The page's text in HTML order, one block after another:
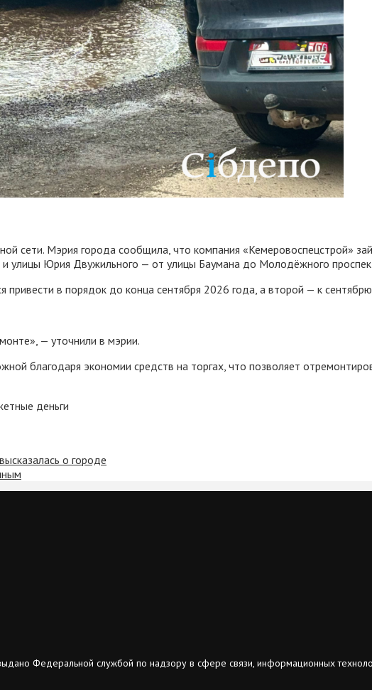
сети. Мэрия города сообщила, что компания «Кемеровоспецстрой»
улицы Юрия Двужильного — от улицы Баумана до Молодёжного
привести в порядок до конца сентября 2026 года, а второй — к
— уточнили в мэрии.
благодаря экономии средств на торгах, что позволяет
деньги
о городе
Федеральной службой по надзору в сфере связи, информационных